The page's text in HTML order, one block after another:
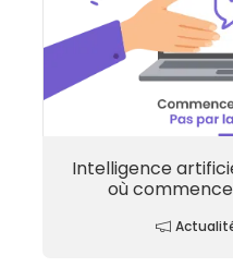
Intelligence
où